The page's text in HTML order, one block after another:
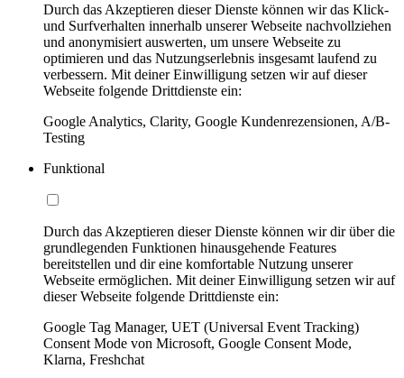
Durch das Akzeptieren dieser Dienste können wir das Klick-
und Surfverhalten innerhalb unserer Webseite nachvollziehen
und anonymisiert auswerten, um unsere Webseite zu
optimieren und das Nutzungserlebnis insgesamt laufend zu
verbessern. Mit deiner Einwilligung setzen wir auf dieser
Webseite folgende Drittdienste ein:
Google Analytics, Clarity, Google Kundenrezensionen, A/B-
Testing
Funktional
Durch das Akzeptieren dieser Dienste können wir dir über die
grundlegenden Funktionen hinausgehende Features
bereitstellen und dir eine komfortable Nutzung unserer
Webseite ermöglichen. Mit deiner Einwilligung setzen wir auf
dieser Webseite folgende Drittdienste ein:
Google Tag Manager, UET (Universal Event Tracking)
Consent Mode von Microsoft, Google Consent Mode,
Klarna, Freshchat